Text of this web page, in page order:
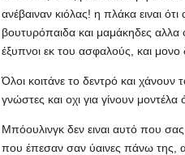
ανέβαιναν κιόλας! η πλάκα ειναι ότι
βουτυρόπαιδα και μαμάκηδες αλλα
έξυπνοι εκ του ασφαλούς, και μονο
Όλοι κοιτάνε το δεντρό και χάνουν
γνώστες και οχι για γίνουν μοντέλα
Μπόουλινγκ δεν ειναι αυτό που
που έπεσαν σαν ύαινες πάνω της,